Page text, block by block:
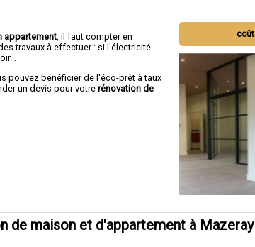
appartement , il faut compter en
travaux à effectuer : si l'électricité
pouvez bénéficier de l'éco-prêt à taux
un devis pour votre rénovation de
de maison et d'appartement à Mazeray